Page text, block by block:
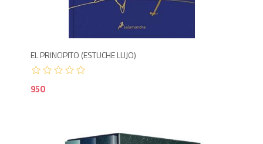
EL PRINCIPITO (ESTUCHE LUJO)
950